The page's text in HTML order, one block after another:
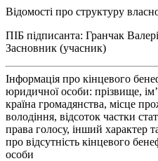
Відомості про структуру
ПІБ підписанта: Гранчак
Засновник (учасник)
Інформація про кінцевого
юридичної особи: прізвище,
країна громадянства, місце
володіння, відсоток частки
права голосу, інший характер
про відсутність кінцевого
особи